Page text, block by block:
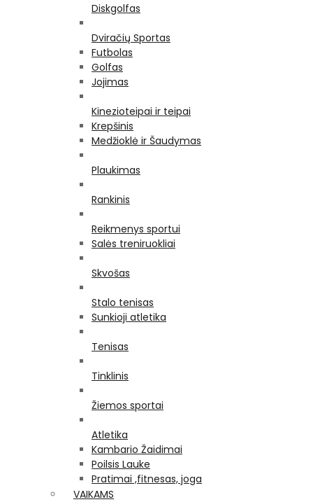
Diskgolfas
Dviračių Sportas
Futbolas
Golfas
Jojimas
Kinezioteipai ir teipai
Krepšinis
Medžioklė ir Šaudymas
Plaukimas
Rankinis
Reikmenys sportui
Salės treniruokliai
Skvošas
Stalo tenisas
Sunkioji atletika
Tenisas
Tinklinis
Žiemos sportai
Atletika
Kambario Žaidimai
Poilsis Lauke
Pratimai ,fitnesas, joga
VAIKAMS